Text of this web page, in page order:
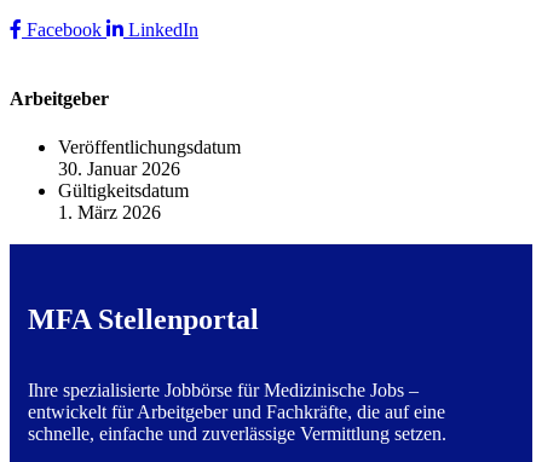
Facebook
LinkedIn
Arbeitgeber
Veröffentlichungsdatum
30. Januar 2026
Gültigkeitsdatum
1. März 2026
MFA Stellenportal
Ihre spezialisierte Jobbörse für Medizinische Jobs –
entwickelt für Arbeitgeber und Fachkräfte, die auf eine
schnelle, einfache und zuverlässige Vermittlung setzen.